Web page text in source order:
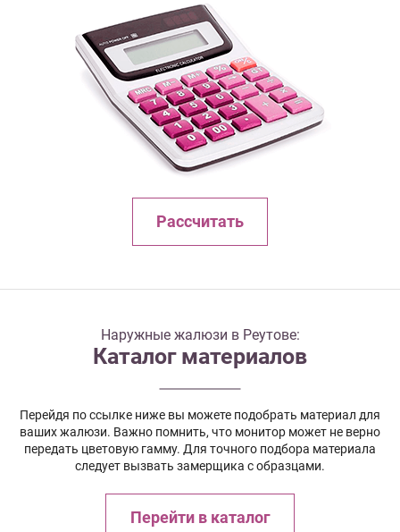
Рассчитать
Наружные жалюзи в Реутове:
Каталог материалов
Перейдя по ссылке ниже вы можете подобрать материал для
ваших жалюзи. Важно помнить, что монитор может не верно
передать цветовую гамму. Для точного подбора материала
следует вызвать замерщика с образцами.
Перейти в каталог